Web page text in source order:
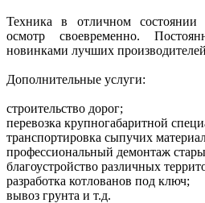
Техника в отличном состоянии
осмотр своевременно.
новинками лучших
Дополнительные услуги:
строительство дорог;
перевозка крупногабаритной
транспортировка сыпучих
профессиональный демонтаж
благоустройство различных
разработка котлованов под ключ;
вывоз грунта и т.д.